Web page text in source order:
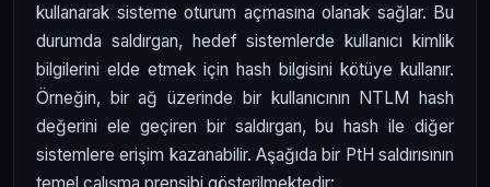
kullanarak sisteme oturum açmasına olanak sağlar. Bu
durumda saldırgan, hedef sistemlerde kullanıcı kimlik
bilgilerini elde etmek için hash bilgisini kötüye kullanır.
Örneğin, bir ağ üzerinde bir kullanıcının NTLM hash
değerini ele geçiren bir saldırgan, bu hash ile diğer
sistemlere erişim kazanabilir. Aşağıda bir PtH saldırısının